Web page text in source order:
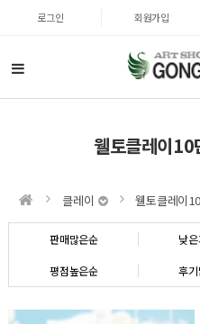
로그인 회원가입
웰토클레이10
클레이 웰토클레이
판매많은순 낮
평점높은순 후